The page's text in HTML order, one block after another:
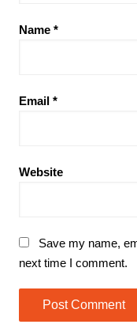
Name *
Email *
Website
Save my name,
next time I comment.